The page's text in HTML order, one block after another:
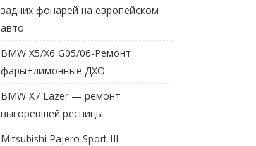
задних фонарей на европейском
авто
BMW X5/X6 G05/06-Ремонт
фары+лимонные ДХО
BMW X7 Lazer — ремонт
выгоревшей ресницы.
Mitsubishi Pajero Sport III —